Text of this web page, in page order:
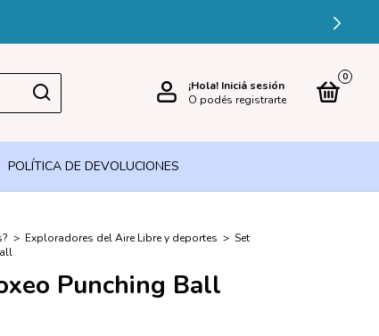
¡Hola! Iniciá sesión
O podés registrarte
0
POLÍTICA DE DEVOLUCIONES
> Exploradores del Aire Libre y deportes > Set
Punching Ball